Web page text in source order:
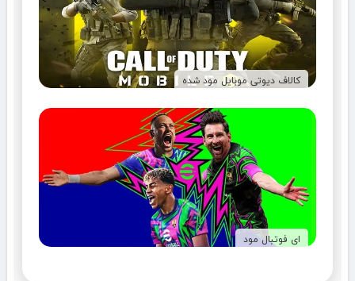
کالاف دیوتی موبایل مود شده
ای فوتبال مود